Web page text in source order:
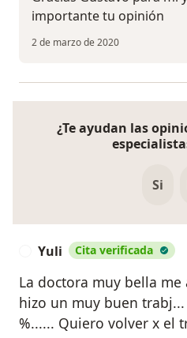
importante tu opinión
2 de marzo de 2020
¿Te ayudan las
Si
Yuli Cita verificada
La doctora muy bella
hizo un muy buen trabj...
%...... Quiero volver x el